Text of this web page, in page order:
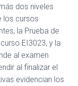
dos niveles
los cursos
la Prueba de
EI3023, y la
al examen
al finalizar el
evidencian los